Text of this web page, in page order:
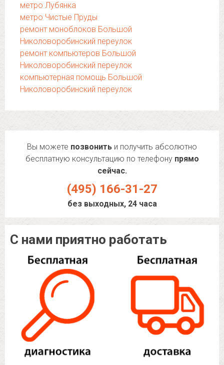
метро Лубянка
метро Чистые Пруды
ремонт моноблоков Большой
Николоворобинский переулок
ремонт компьютеров Большой
Николоворобинский переулок
компьютерная помощь Большой
Николоворобинский переулок
Вы можете позвонить и получить абсолютно
бесплатную консультацию по телефону прямо
сейчас.
(495) 166-31-27
без выходных, 24 часа
С нами приятно работать